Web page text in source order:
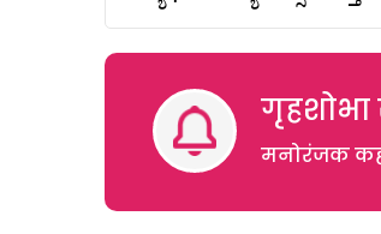
गृहशोभा
मनोरंजक